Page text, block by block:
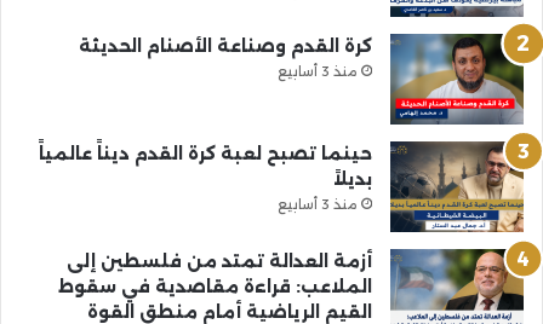
كرة القدم وصناعة الأصنام الحديثة
منذ 3 أسابيع
حينما تصبح لعبة كرة القدم ديناً عالمياً
بديلاً
منذ 3 أسابيع
أزمة العدالة تمتد من فلسطين إلى
الملاعب: قراءة مقاصدية في سقوط
القيم الرياضية أمام منطق القوة